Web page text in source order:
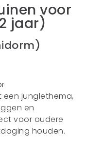
voor
jaar)
junglethema,
en
voor oudere
houden.